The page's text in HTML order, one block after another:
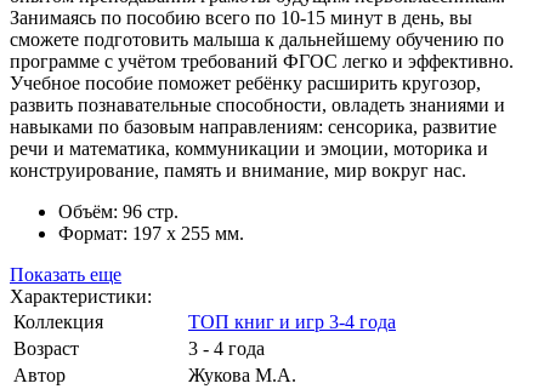
Занимаясь по пособию всего по 10-15 минут в день, вы
сможете подготовить малыша к дальнейшему обучению по
программе с учётом требований ФГОС легко и эффективно.
Учебное пособие поможет ребёнку расширить кругозор,
развить познавательные способности, овладеть знаниями и
навыками по базовым направлениям: сенсорика, развитие
речи и математика, коммуникации и эмоции, моторика и
конструирование, память и внимание, мир вокруг нас.
Объём: 96 стр.
Формат: 197 х 255 мм.
Показать еще
Характеристики:
Коллекция
ТОП книг и игр 3-4 года
Возраст
3 - 4 года
Автор
Жукова М.А.